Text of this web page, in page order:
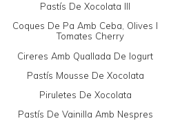
Pastís De Xocolata III
Coques De Pa Amb Ceba, Olives I
Tomates Cherry
Cireres Amb Quallada De Iogurt
Pastís Mousse De Xocolata
Piruletes De Xocolata
Pastís De Vainilla Amb Nespres